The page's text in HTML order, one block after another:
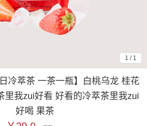
1 / 1
冷萃茶 一茶一瓶】白桃乌龙 桂花
里我zui好看 好看的冷萃茶里我zui
好喝 果茶